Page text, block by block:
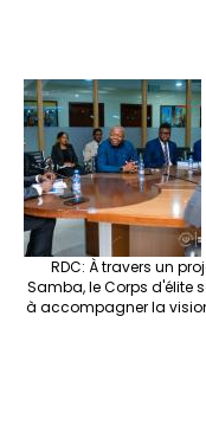
RDC: À travers un
Samba, le Corps d'élite
à accompagner la